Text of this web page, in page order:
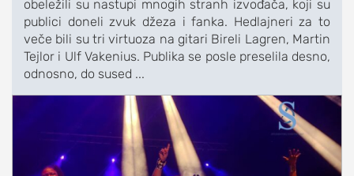
rukomet
e-sport
ostali sportovi
zabava
muzika
putovanja
moda i stil
obeležili su nastupi mnogih stranh izvođača, koji su
publici doneli zvuk džeza i fanka. Hedlajneri za to
veče bili su tri virtuoza na gitari Bireli Lagren, Martin
Tejlor i Ulf Vakenius. Publika se posle preselila desno,
odnosno, do sused ...